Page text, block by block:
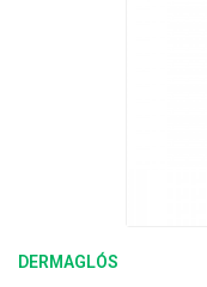
DERMAGLÓS